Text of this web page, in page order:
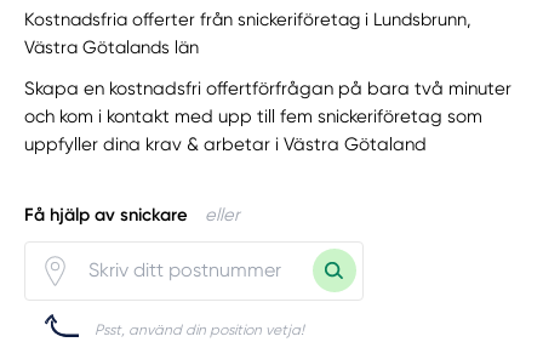
Kostnadsfria offerter från snickeriföretag i Lundsbrunn,
Västra Götalands län
Skapa en kostnadsfri offertförfrågan på bara två minuter
och kom i kontakt med upp till fem snickeriföretag som
uppfyller dina krav & arbetar i Västra Götaland
Få hjälp av snickare eller
Psst, använd din position vetja!